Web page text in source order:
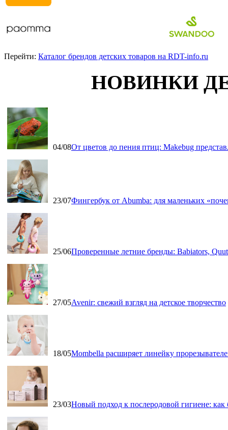
Перейти: Каталог брендов детских товаров на RDT-info.ru
НОВИНКИ
04/08От цветов до пения птиц: Makebug
23/07Фингербук от Abumba: для маленьких
25/06Проверенные летние бренды: Babiators,
27/05Avenir: свежий взгляд на детское творчество
18/05Mombella расширяет линейку
23/03Новый подход к послеродовой гигиене: